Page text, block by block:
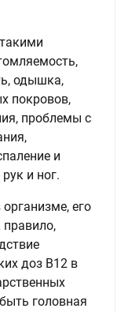
одышка,
покровов,
проблемы с
и
и ног.
его
доз В12 в
головная